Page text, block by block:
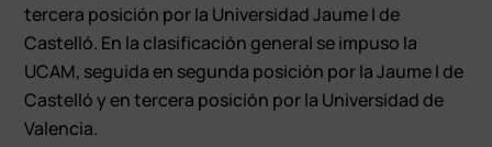
tercera posición por la Universidad Jaume I de
Castelló. En la clasificación general se impuso la
UCAM, seguida en segunda posición por la Jaume I de
Castelló y en tercera posición por la Universidad de
Valencia.